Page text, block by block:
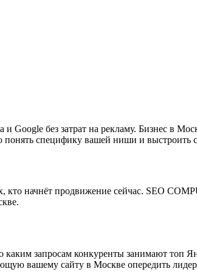
Google без затрат на рекламу. Бизнес в
специфику вашей ниши и выстроить
начнёт продвижение сейчас. SEO
запросам конкуренты занимают топ
вашему сайту в Москве опередить